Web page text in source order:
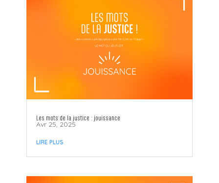
Les mots de la justice : jouissance
Avr 25, 2025
LIRE PLUS